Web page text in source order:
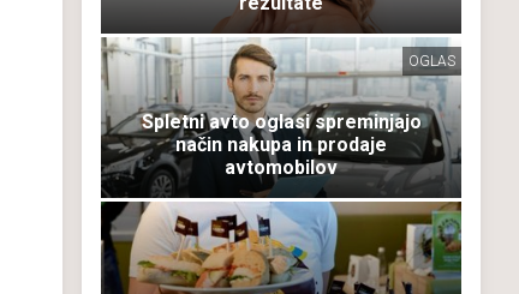
OGLAS
Spletni avto oglasi spreminjajo
način nakupa in prodaje
avtomobilov